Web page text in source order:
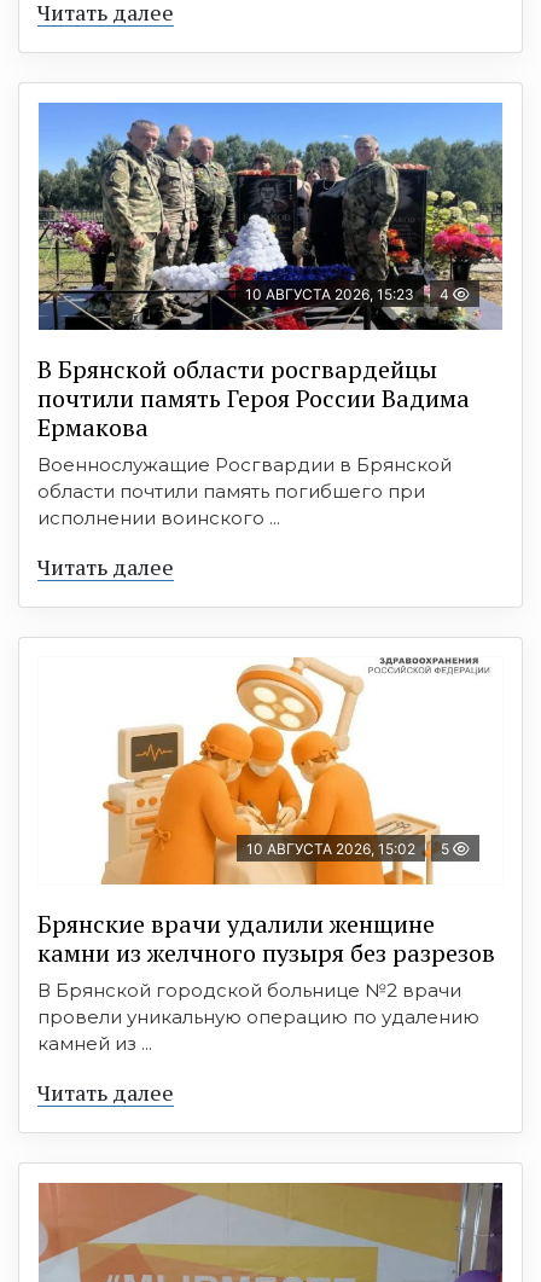
Читать далее
10 АВГУСТА 2026, 15:23 4
В Брянской области росгвардейцы
почтили память Героя России Вадима
Ермакова
Военнослужащие Росгвардии в Брянской
области почтили память погибшего при
исполнении воинского ...
Читать далее
10 АВГУСТА 2026, 15:02 5
Брянские врачи удалили женщине
камни из желчного пузыря без разрезов
В Брянской городской больнице №2 врачи
провели уникальную операцию по удалению
камней из ...
Читать далее